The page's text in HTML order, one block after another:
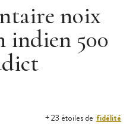
noix
indien 500
+ 23 étoiles de fidélité